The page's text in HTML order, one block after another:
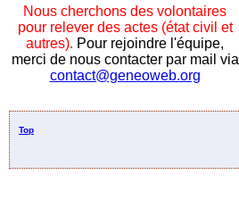
Nous cherchons des volontaires
pour relever des actes (état civil et
autres). Pour rejoindre l'équipe,
merci de nous contacter par mail via
contact@geneoweb.org
Top